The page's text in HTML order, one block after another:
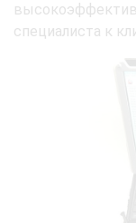
специалиста к